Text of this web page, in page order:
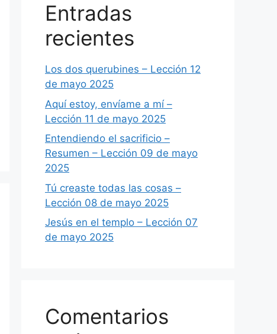
Entradas
recientes
Los dos querubines – Lección 12
de mayo 2025
Aquí estoy, envíame a mí –
Lección 11 de mayo 2025
Entendiendo el sacrificio –
Resumen – Lección 09 de mayo
2025
Tú creaste todas las cosas –
Lección 08 de mayo 2025
Jesús en el templo – Lección 07
de mayo 2025
Comentarios